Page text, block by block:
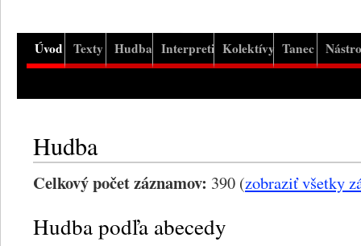
Úvod Texty Hudba Interpreti Kolektívy Tanec
Hudba
Celkový počet záznamov: 390 (zobraziť všetky
Hudba podľa abecedy